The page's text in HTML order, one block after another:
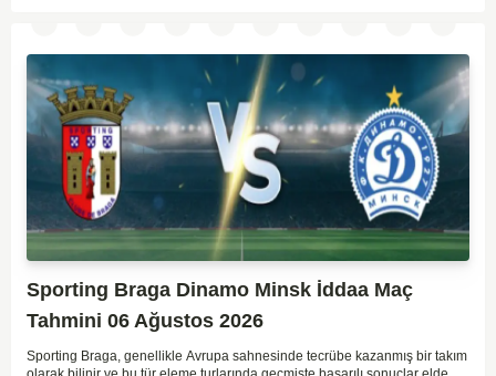
Sporting Braga Dinamo Minsk İddaa Maç
Tahmini 06 Ağustos 2026
Sporting Braga, genellikle Avrupa sahnesinde tecrübe kazanmış bir takım